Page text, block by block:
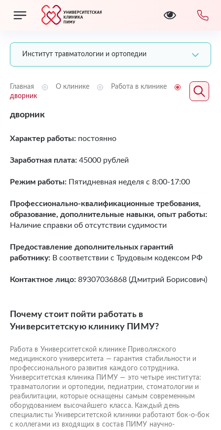
Институт травматологии и ортопедии
Главная О клинике
Работа в клинике
дворник
дворник
Характер работы: постоянно
Заработная плата: 45000 рублей
Режим работы: Пятидневная неделя с 8:00-17:00
Профессионально-квалификационные требования,
образование, дополнительные навыки, опыт работы:
Наличие справки об отсутствии судимости
Предоставление дополнительных гарантий
работнику: В соответствии с Трудовым кодексом РФ
Контактное лицо: 89307036868 (Дмитрий Борисович)
Почему стоит пойти работать в
Университетскую клинику ПИМУ?
Работа в Университетской клинике Приволжского
медицинского университета — гарантия стабильности и
профессионального развития каждого сотрудника.
Университетская клиника ПИМУ — это четыре института:
травматологии и ортопедии, педиатрии, стоматологии и
реабилитации, которые оснащены самым современным
оборудованием высочайшего класса. Каждый день
специалисты Университетской клиники работают бок-о-бок
с коллегами из входящих в состав ПИМУ научно-